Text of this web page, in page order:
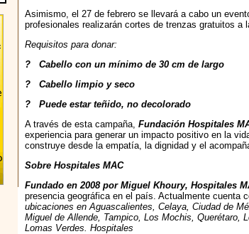
Asimismo, el 27 de febrero se llevará a cabo un
profesionales realizarán cortes de trenzas gratuitos
Requisitos para donar:
? Cabello con un mínimo de 30 cm de largo
? Cabello limpio y seco
? Puede estar teñido, no decolorado
A través de esta campaña, Fundación Hospitales
experiencia para generar un impacto positivo en la
construye desde la empatía, la dignidad y el
Sobre Hospitales MAC
Fundado en 2008 por Miguel Khoury, Hospitales
presencia geográfica en el país. Actualmente cuenta
ubicaciones en Aguascalientes, Celaya, Ciudad de
Miguel de Allende, Tampico, Los Mochis, Querétaro,
Lomas Verdes. Hospitales